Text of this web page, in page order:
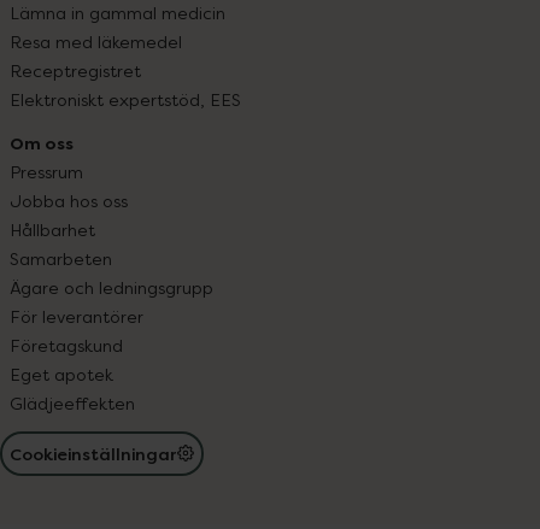
Lämna in gammal medicin
Resa med läkemedel
Receptregistret
Elektroniskt expertstöd, EES
Om oss
Pressrum
Jobba hos oss
Hållbarhet
Samarbeten
Ägare och ledningsgrupp
För leverantörer
Företagskund
Eget apotek
Glädjeeffekten
Cookieinställningar